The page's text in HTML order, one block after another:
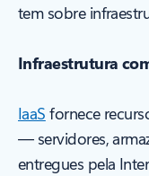
tem sobre
Infraestrutura
IaaS fornece
— servidores,
entregues pela